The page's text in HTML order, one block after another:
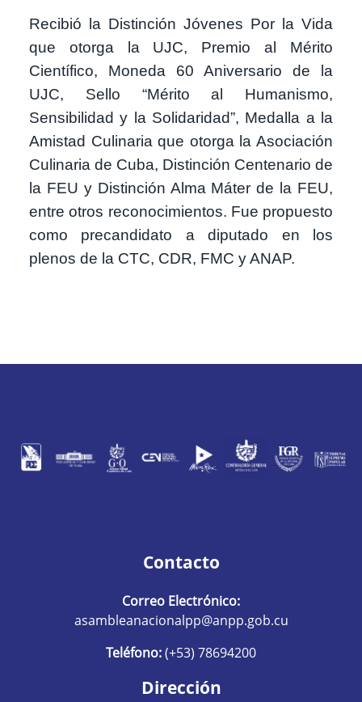
Recibió la Distinción Jóvenes Por la Vida
que otorga la UJC, Premio al Mérito
Científico, Moneda 60 Aniversario de la
UJC, Sello “Mérito al Humanismo,
Sensibilidad y la Solidaridad”, Medalla a la
Amistad Culinaria que otorga la Asociación
Culinaria de Cuba, Distinción Centenario de
la FEU y Distinción Alma Máter de la FEU,
entre otros reconocimientos. Fue propuesto
como precandidato a diputado en los
plenos de la CTC, CDR, FMC y ANAP.
Contacto
Correo Electrónico:
asambleanacionalpp@anpp.gob.cu
Teléfono:(+53) 78694200
Dirección